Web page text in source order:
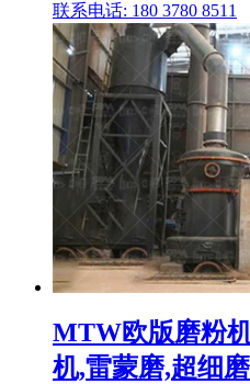
联系电话: 180 3780 8511
MTW欧版磨粉
机,雷蒙磨,超细